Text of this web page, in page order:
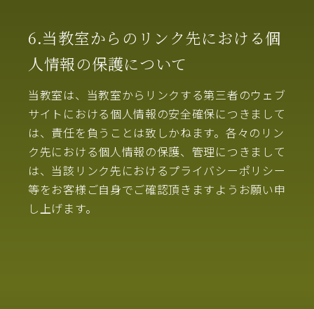
6.当教室からのリンク先における個
人情報の保護について
当教室は、当教室からリンクする第三者のウェブ
サイトにおける個人情報の安全確保につきまして
は、責任を負うことは致しかねます。各々のリン
ク先における個人情報の保護、管理につきまして
は、当該リンク先におけるプライバシーポリシー
等をお客様ご自身でご確認頂きますようお願い申
し上げます。